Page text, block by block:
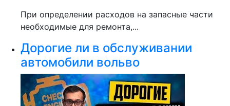
При определении расходов на запасные части
необходимые для ремонта,...
Дорогие ли в обслуживании
автомобили вольво